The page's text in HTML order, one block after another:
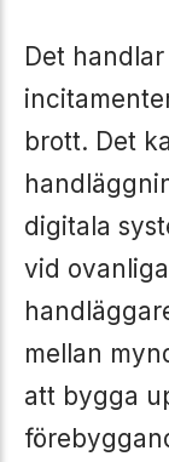
Det
brott. Det
digitala
vid
mellan
att bygga